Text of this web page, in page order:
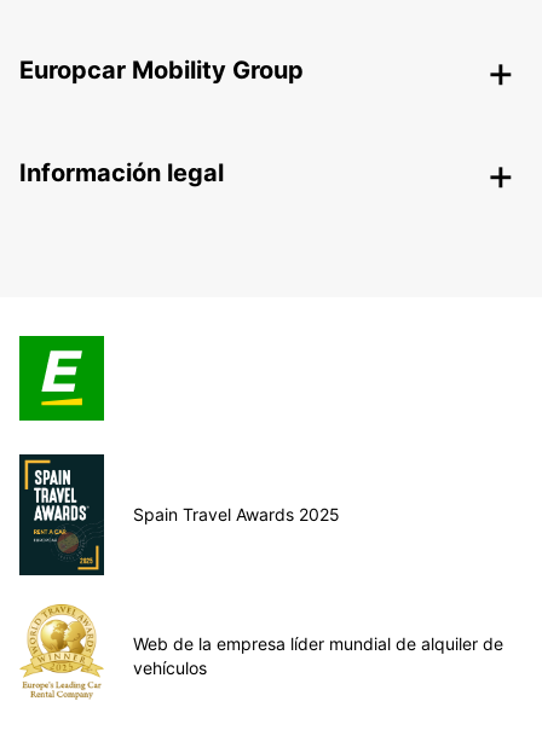
Europcar Mobility Group
Información legal
Spain Travel Awards 2025
Web de la empresa líder mundial de alquiler de
vehículos